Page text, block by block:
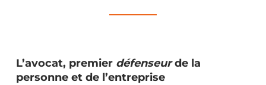
L’avocat, premier défenseurde la
personne et de l’entreprise